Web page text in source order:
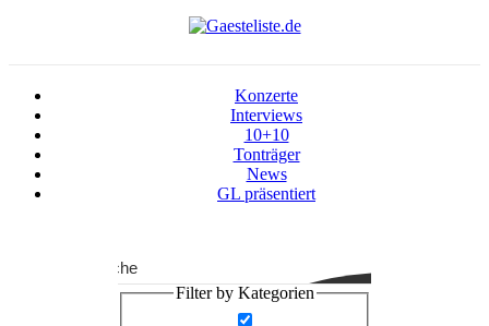
Konzerte
Interviews
10+10
Tonträger
News
GL präsentiert
Suche
Filter by Kategorien